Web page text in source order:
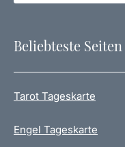
Beliebteste Seiten
Tarot Tageskarte
Engel Tageskarte